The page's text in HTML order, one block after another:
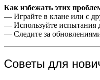
Как избежать этих
— Играйте в клане или с
— Используйте испытания
— Следите за
Советы для